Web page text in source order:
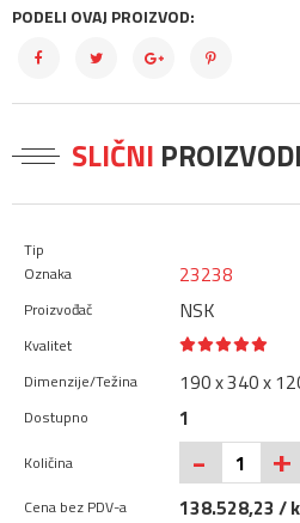
PODELI OVAJ PROIZVOD:
SLIČNI PROIZVODI
23238
NSK
190 x 340 x
1
- +
138.528,23 /